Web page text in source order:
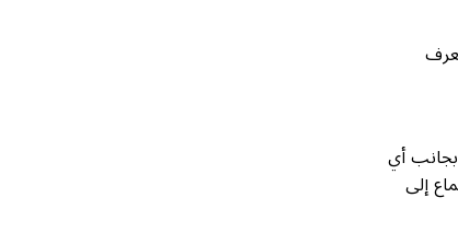
بجانب أي
إلى